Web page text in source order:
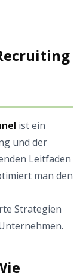
ist ein
und der
Leitfaden
man den
Strategien